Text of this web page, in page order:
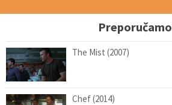
Preporučamo
The Mist (2007)
Chef (2014)